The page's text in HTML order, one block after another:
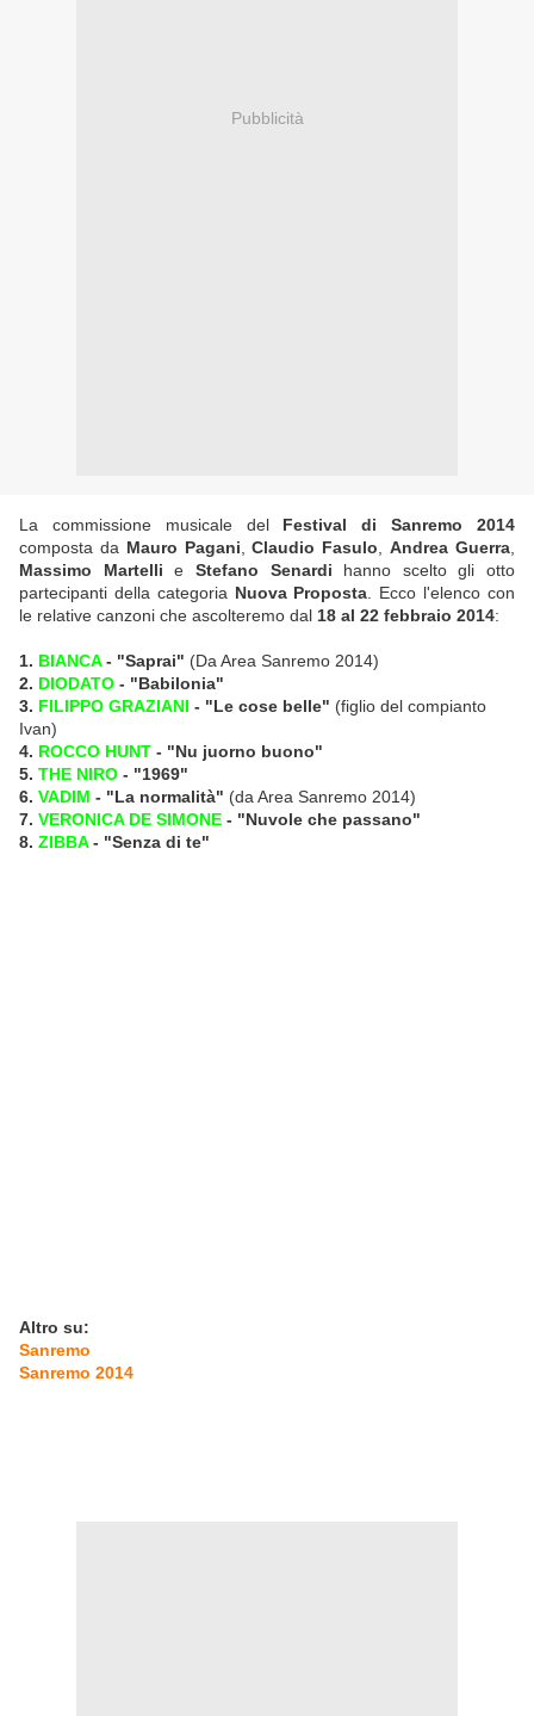
Pubblicità
La commissione musicale del Festival di Sanremo 2014
composta da Mauro Pagani ,Claudio Fasulo ,Andrea Guerra
Massimo Martelli e Stefano Senardi hanno scelto gli otto
partecipanti della categoria Nuova Proposta . Ecco l'elenco con
le relative canzoni che ascolteremo dal 18 al 22 febbraio 2014:
1. BIANCA- "Saprai" (Da Area Sanremo 2014)
2. DIODATO - "Babilonia"
3. FILIPPO GRAZIANI - "Le cose belle" (figlio del compianto
Ivan)
4. ROCCO HUNT - "Nu juorno buono"
5. THE NIRO - "1969"
6. VADIM - "La normalità" (da Area Sanremo 2014)
7. VERONICA DE SIMONE - "Nuvole che passano"
8. ZIBBA- "Senza di te"
Altro su:
Sanremo
Sanremo 2014